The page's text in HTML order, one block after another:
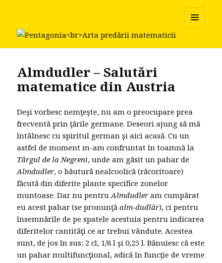
WIDGETS
Almdudler – Salutări
matematice din Austria
Deşi vorbesc nemţeşte, nu am o preocupare prea
frecventă prin ţările germane. Deseori ajung să mă
întâlnesc cu spiritul german şi aici acasă. Cu un
astfel de moment m-am confruntat în toamnă la
Târgul de la Negreni, unde am găsit un pahar de
Almdudler, o băutură nealcoolică (răcoritoare)
făcută din diferite plante specifice zonelor
muntoase. Dar nu pentruAlmdudler am cumpărat
eu acest pahar (se pronunţăalm-dudlăr), ci pentru
însemnările de pe spatele acestuia pentru indicarea
diferitelor cantităţi ce ar trebui vândute. Acestea
sunt, de jos în sus: 2 cl, 1/8 l şi 0,25 l. Bănuiesc că este
un pahar multifuncţional, adică în funcţie de vreme